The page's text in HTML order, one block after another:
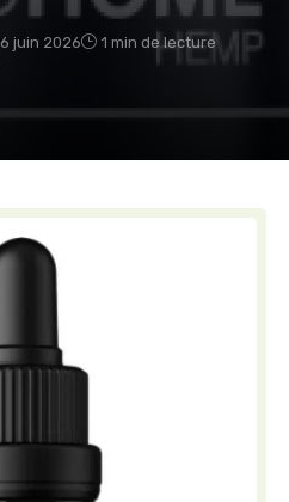
6 juin 2026 1 min de lecture